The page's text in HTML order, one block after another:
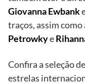
Giovanna Ewbank
traços, assim como
Petrowkye
Confira a seleção
estrelas